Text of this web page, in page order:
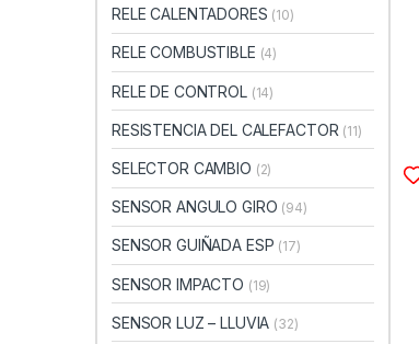
RELE CALENTADORES (10)
RELE COMBUSTIBLE (4)
RELE DE CONTROL (14)
RESISTENCIA DEL CALEFACTOR (11)
SELECTOR CAMBIO (2)
SENSOR ANGULO GIRO (94)
SENSOR GUIÑADA ESP (17)
SENSOR IMPACTO (19)
SENSOR LUZ – LLUVIA (32)